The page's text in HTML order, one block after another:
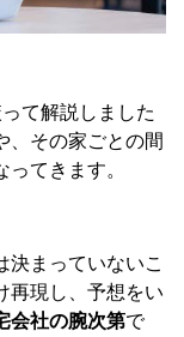
て解説しました
、その家ごとの間
てきます。
決まっていないこ
再現し、予想をい
会社の腕次第で